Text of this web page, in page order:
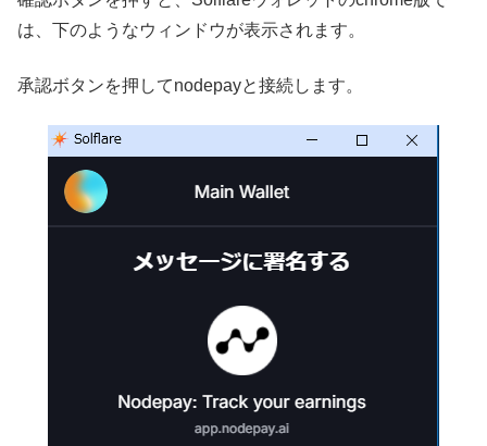
は、下のようなウィンドウが表示されます。
承認ボタンを押してnodepayと接続します。